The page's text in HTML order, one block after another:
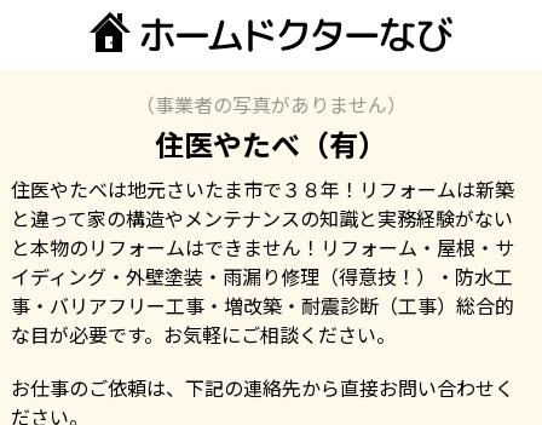
（事業者の写真がありません）
住医やたべ（有）
住医やたべは地元さいたま市で３８年！リフォームは新築
と違って家の構造やメンテナンスの知識と実務経験がない
と本物のリフォームはできません！リフォーム・屋根・サ
イディング・外壁塗装・雨漏り修理（得意技！）・防水工
事・バリアフリー工事・増改築・耐震診断（工事）総合的
な目が必要です。お気軽にご相談ください。
お仕事のご依頼は、下記の連絡先から直接お問い合わせく
ださい。